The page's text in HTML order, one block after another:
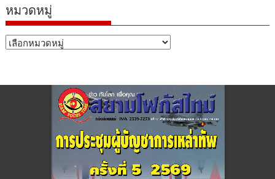
หมวดหมู่
หมวด